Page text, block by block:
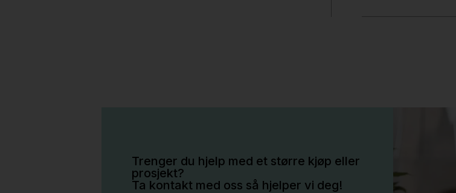
Trenger du hjelp med et større kjøp eller
prosjekt?
Ta kontakt med oss så hjelper vi deg!